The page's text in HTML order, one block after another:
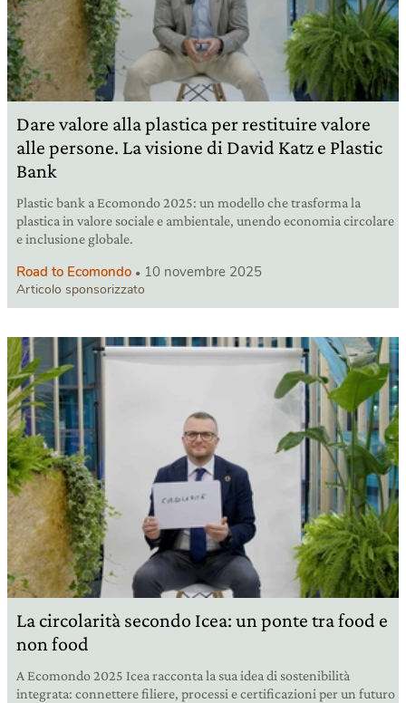
Dare valore alla plastica per restituire valore
alle persone. La visione di David Katz e Plastic
Bank
Plastic bank a Ecomondo 2025: un modello che trasforma la
plastica in valore sociale e ambientale, unendo economia circolare
e inclusione globale.
Road to Ecomondo 10 novembre 2025
Articolo sponsorizzato
La circolarità secondo Icea: un ponte tra food e
non food
A Ecomondo 2025 Icea racconta la sua idea di sostenibilità
integrata: connettere filiere, processi e certificazioni per un futuro